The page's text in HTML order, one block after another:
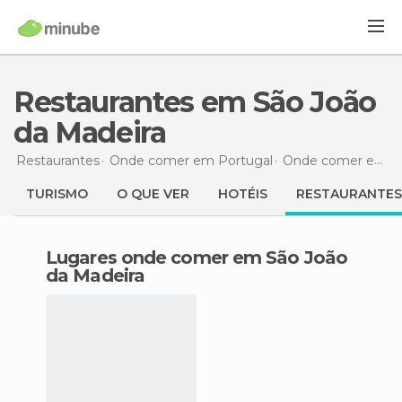
Restaurantes em São João
da Madeira
Restaurantes Onde comer em Portugal Onde comer em Norte
TURISMO O QUE VER HOTÉIS RESTAURANTES
Lugares onde comer em São João
da Madeira